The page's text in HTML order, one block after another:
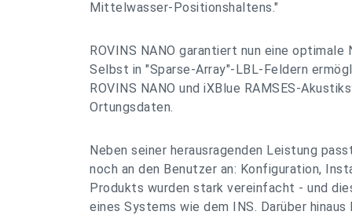
Mittelwasser-Positionshaltens."
ROVINS NANO garantiert nun eine optimale
Selbst in "Sparse-Array"-LBL-Feldern
ROVINS NANO und iXBlue RAMSES-
Ortungsdaten.
Neben seiner herausragenden Leistung
noch an den Benutzer an: Konfiguration,
Produkts wurden stark vereinfacht - und
eines Systems wie dem INS. Darüber hinaus